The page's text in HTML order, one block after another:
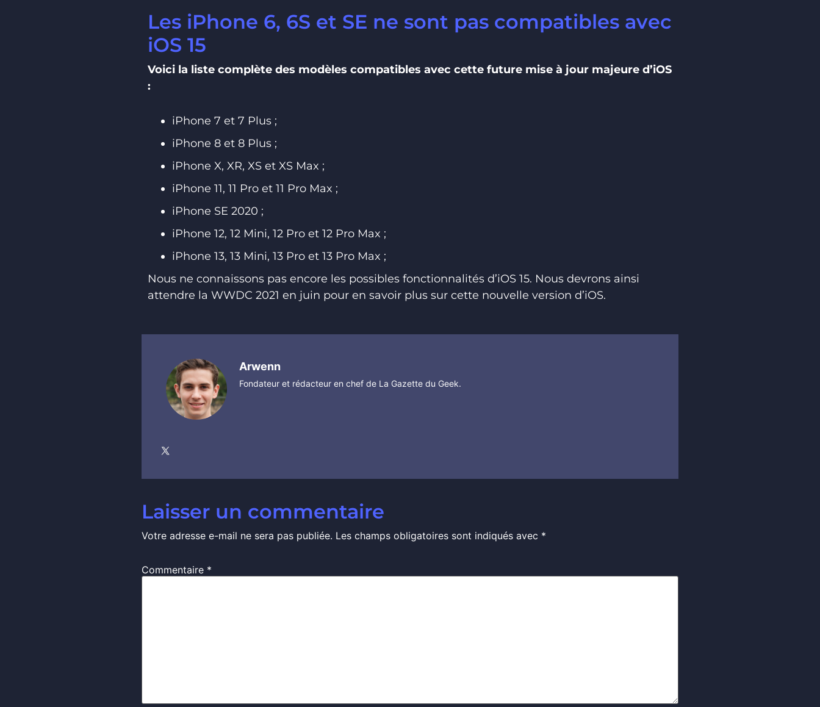
Les iPhone 6, 6S et SE ne sont pas compatibles avec
iOS 15
Voici la liste complète des modèles compatibles avec cette future mise à jour majeure d’iOS
:
iPhone 7 et 7 Plus ;
iPhone 8 et 8 Plus ;
iPhone X, XR, XS et XS Max ;
iPhone 11, 11 Pro et 11 Pro Max ;
iPhone SE 2020 ;
iPhone 12, 12 Mini, 12 Pro et 12 Pro Max ;
iPhone 13, 13 Mini, 13 Pro et 13 Pro Max ;
Nous ne connaissons pas encore les possibles fonctionnalités d’iOS 15. Nous devrons ainsi
attendre la WWDC 2021 en juin pour en savoir plus sur cette nouvelle version d’iOS.
Arwenn
Fondateur et rédacteur en chef de La Gazette du Geek.
Laisser un commentaire
Votre adresse e-mail ne sera pas publiée. Les champs obligatoires sont indiqués avec *
Commentaire *